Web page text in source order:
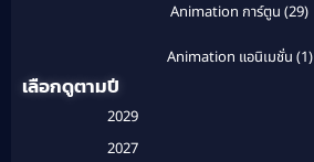
Animation การ์ตูน (29)
Animation แอนิเมชั่น (1)
เลือกดูตามปี
2029
2027